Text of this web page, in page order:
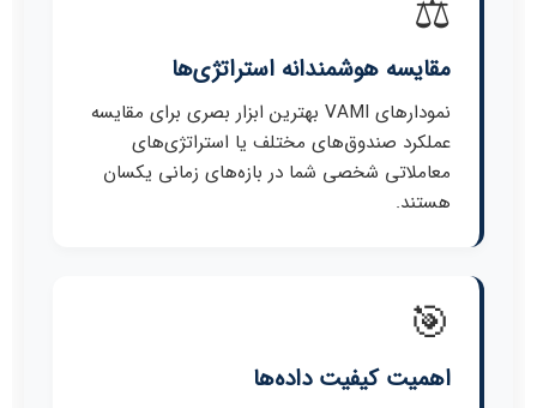
⚖️
مقایسه هوشمندانه استراتژی‌ها
نمودارهای VAMI بهترین ابزار بصری برای مقایسه
عملکرد صندوق‌های مختلف یا استراتژی‌های
معاملاتی شخصی شما در بازه‌های زمانی یکسان
هستند.
🎯
اهمیت کیفیت داده‌ها